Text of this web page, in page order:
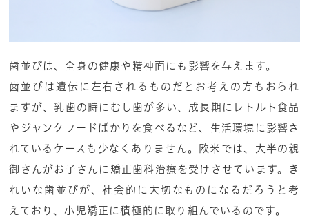
歯並びは、全身の健康や精神面にも影響を与えます。
歯並びは遺伝に左右されるものだとお考えの方もおられ
ますが、乳歯の時にむし歯が多い、成長期にレトルト食品
やジャンクフードばかりを食べるなど、生活環境に影響さ
れているケースも少なくありません。欧米では、大半の親
御さんがお子さんに矯正歯科治療を受けさせています。き
れいな歯並びが、社会的に大切なものになるだろうと考
えており、小児矯正に積極的に取り組んでいるのです。